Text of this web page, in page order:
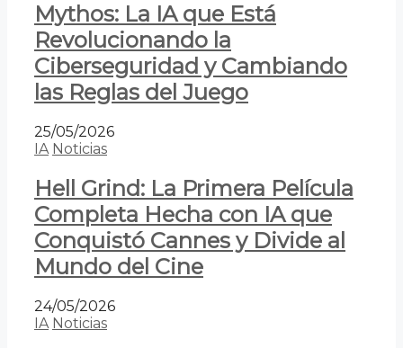
Mythos: La IA que Está
Revolucionando la
Ciberseguridad y Cambiando
las Reglas del Juego
25/05/2026
IA Noticias
Hell Grind: La Primera Película
Completa Hecha con IA que
Conquistó Cannes y Divide al
Mundo del Cine
24/05/2026
IA Noticias